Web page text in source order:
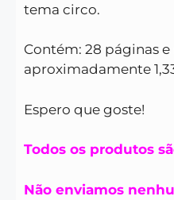
tema circo.
Contém: 28 páginas
aproximadamente
Espero que goste!
Todos os produtos
Não enviamos